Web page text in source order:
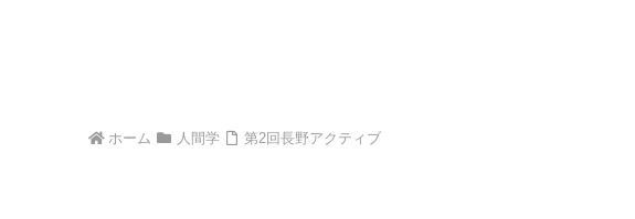
ホーム 人間学 第2回長野アクティブ